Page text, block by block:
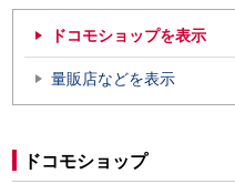
ドコモショップを表示
量販店などを表示
ドコモショップ